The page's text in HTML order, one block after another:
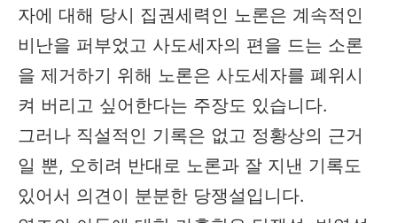
자에 대해 당시 집권세력인 노론은 계속적인
비난을 퍼부었고 사도세자의 편을 드는 소론
을 제거하기 위해 노론은 사도세자를 폐위시
켜 버리고 싶어한다는 주장도 있습니다.​​
그러나 직설적인 기록은 없고 정황상의 근거
일 뿐, 오히려 반대로 노론과 잘 지낸 기록도
있어서 의견이 분분한 당쟁설입니다.